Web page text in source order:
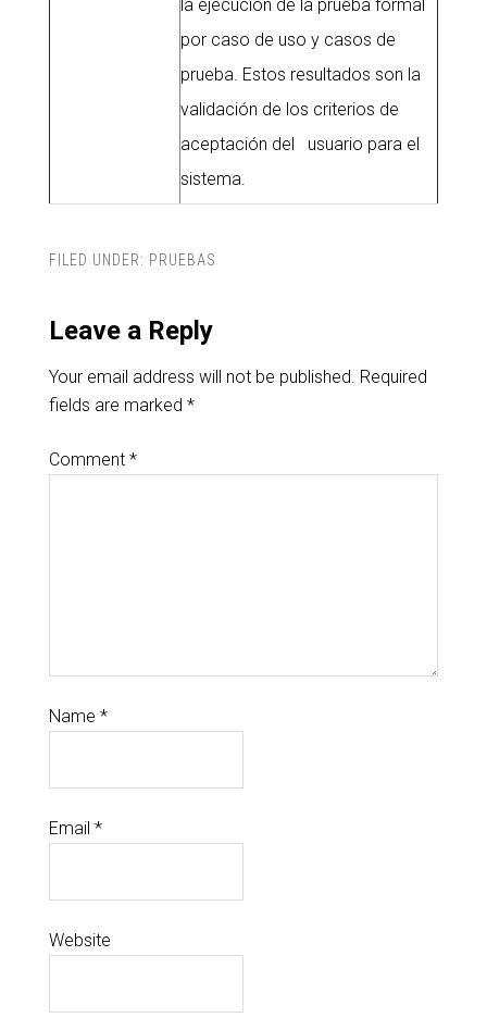
la ejecución de la prueba formal
por caso de uso y casos de
prueba. Estos resultados son la
validación de los criterios de
aceptación del usuario para el
sistema.
FILED UNDER: PRUEBAS
Leave a Reply
Your email address will not be published. Required
fields are marked *
Comment *
Name *
Email *
Website